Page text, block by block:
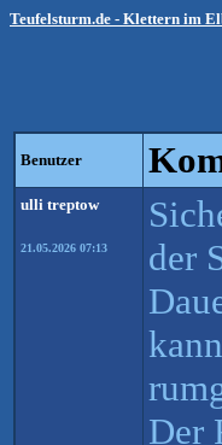
Teufelsturm.de - Klettern im
Benutzer
ulli treptow
21.05.2026 07:13
der
Der